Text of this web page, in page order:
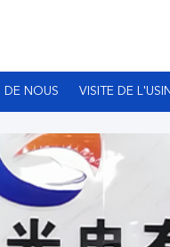
DE NOUS VISITE DE